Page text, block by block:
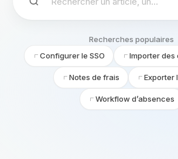
Recherches populaires
Configurer le SSO
Importer
Notes de frais Exporter
Workflow d’absences